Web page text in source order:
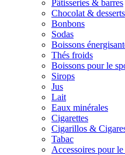
Pâtisseries & barres
Chocolat & desserts
Bonbons
Sodas
Boissons
Thés froids
Boissons pour le
Sirops
Jus
Lait
Eaux minérales
Cigarettes
Cigarillos &
Tabac
Accessoires pour le